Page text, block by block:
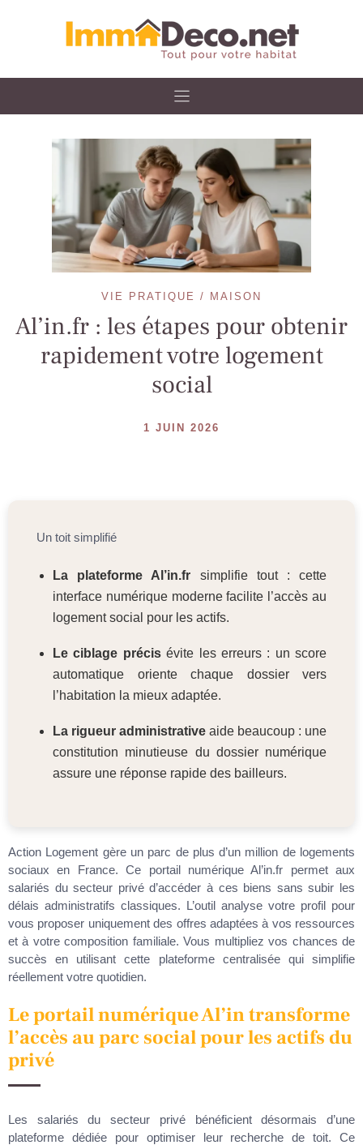
VIE PRATIQUE / MAISON
Al’in.fr : les étapes pour obtenir
rapidement votre logement
social
1 JUIN 2026
Un toit simplifié
La plateforme Al’in.fr simplifie tout : cette
interface numérique moderne facilite l’accès au
logement social pour les actifs.
Le ciblage précisévite les erreurs : un score
automatique oriente chaque dossier vers
l’habitation la mieux adaptée.
La rigueur administrative aide beaucoup : une
constitution minutieuse du dossier numérique
assure une réponse rapide des bailleurs.
Action Logement gère un parc de plus d’un million de logements
sociaux en France. Ce portail numérique Al’in.fr permet aux
salariés du secteur privé d’accéder à ces biens sans subir les
délais administratifs classiques. L’outil analyse votre profil pour
vous proposer uniquement des offres adaptées à vos ressources
et à votre composition familiale. Vous multipliez vos chances de
succès en utilisant cette plateforme centralisée qui simplifie
réellement votre quotidien.
Le portail numérique Al’in transforme
l’accès au parc social pour les actifs du
privé
Les salariés du secteur privé bénéficient désormais d’une
plateforme dédiée pour optimiser leur recherche de toit. Ce